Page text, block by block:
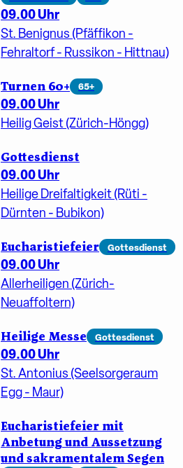
09.00 Uhr
St. Benignus (Pfäffikon -
Fehraltorf - Russikon - Hittnau)
Turnen 60+ 65+
09.00 Uhr
Heilig Geist (Zürich-Höngg)
Gottesdienst
09.00 Uhr
Heilige Dreifaltigkeit (Rüti -
Dürnten - Bubikon)
Eucharistiefeier Gottesdienst
09.00 Uhr
Allerheiligen (Zürich-
Neuaffoltern)
Heilige Messe Gottesdienst
09.00 Uhr
St. Antonius (Seelsorgeraum
Egg - Maur)
Eucharistiefeier mit
Anbetung und Aussetzung
und sakramentalem Segen